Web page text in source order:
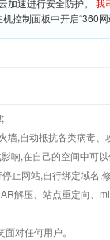
加速进行安全防护。 我
控制面板中开启“360
墙,自动抵抗各类病毒、
响,在自己的空间中可
止网站,自行绑定域名,
解压、站点重定向、
对任何用户。